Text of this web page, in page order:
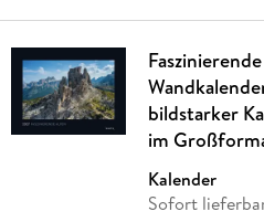
bildstarker
im
Kalender
Sofort